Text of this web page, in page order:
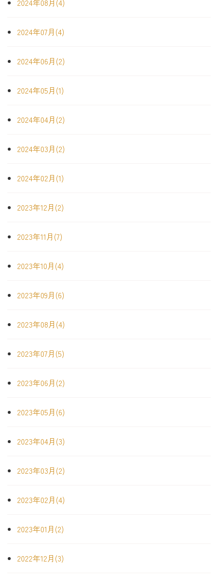
2024年08月(4)
2024年07月(4)
2024年06月(2)
2024年05月(1)
2024年04月(2)
2024年03月(2)
2024年02月(1)
2023年12月(2)
2023年11月(7)
2023年10月(4)
2023年09月(6)
2023年08月(4)
2023年07月(5)
2023年06月(2)
2023年05月(6)
2023年04月(3)
2023年03月(2)
2023年02月(4)
2023年01月(2)
2022年12月(3)